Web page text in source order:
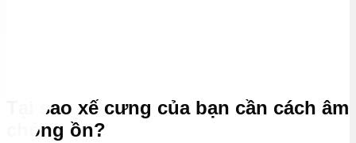
Tại sao xế cưng của bạn cần cách âm
chống ồn?